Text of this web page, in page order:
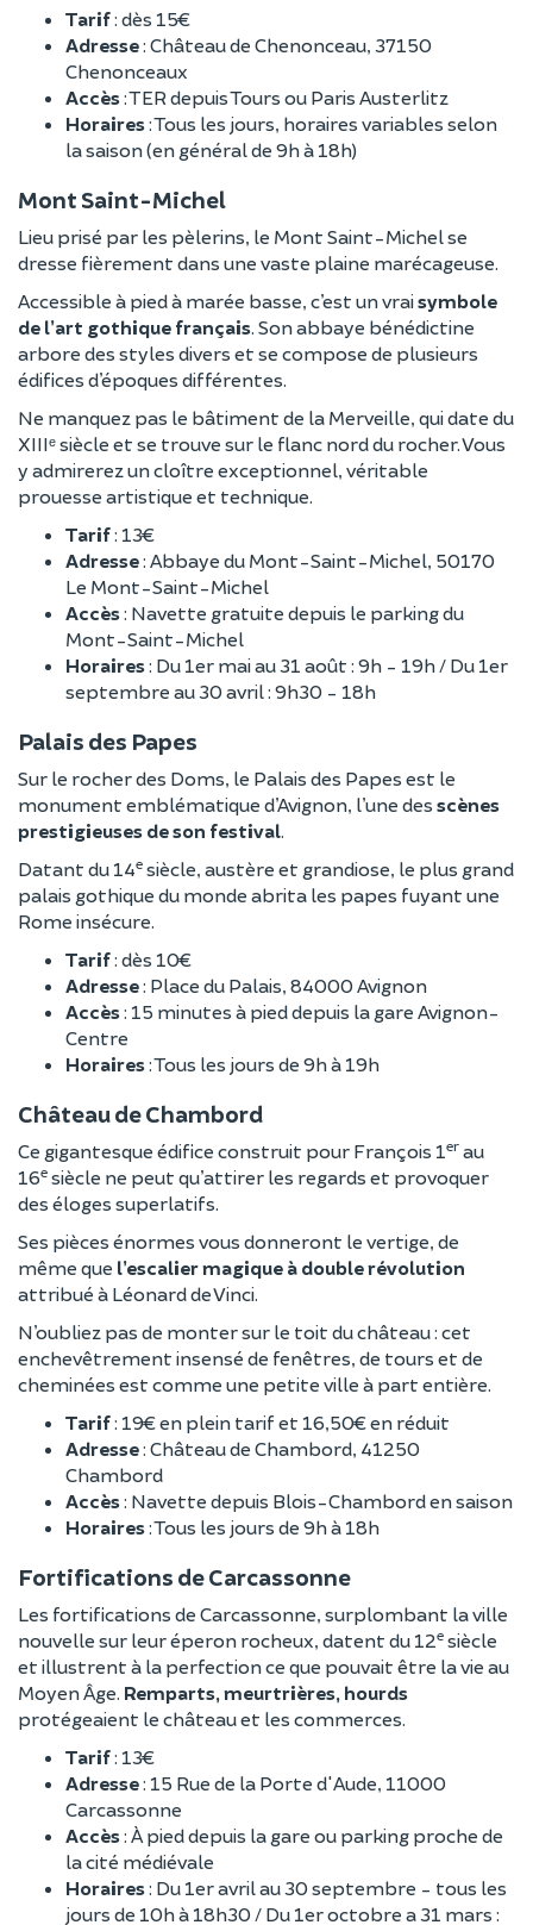
Tarif: dès 15€
Adresse: Château de Chenonceau, 37150
Chenonceaux
Accès: TER depuis Tours ou Paris Austerlitz
Horaires: Tous les jours, horaires variables selon
la saison (en général de 9h à 18h)
Mont Saint-Michel
Lieu prisé par les pèlerins, le Mont Saint-Michel se
dresse fièrement dans une vaste plaine marécageuse.
Accessible à pied à marée basse, c’est un vraisymbole
de l’art gothique français. Son abbaye bénédictine
arbore des styles divers et se compose de plusieurs
édifices d’époques différentes.
Ne manquez pas le bâtiment de la Merveille, qui date du
XIIIᵉ siècle et se trouve sur le flanc nord du rocher. Vous
y admirerez un cloître exceptionnel, véritable
prouesse artistique et technique.
Tarif: 13€
Adresse: Abbaye du Mont-Saint-Michel, 50170
Le Mont-Saint-Michel
Accès: Navette gratuite depuis le parking du
Mont-Saint-Michel
Horaires: Du 1er mai au 31 août : 9h - 19h / Du 1er
septembre au 30 avril : 9h30 - 18h
Palais des Papes
Sur le rocher des Doms, le Palais des Papes est le
monument emblématique d’Avignon, l’une des scènes
prestigieuses de son festival.
Datant du 14e siècle, austère et grandiose, le plus grand
palais gothique du monde abrita les papes fuyant une
Rome insécure.
Tarif: dès 10€
Adresse: Place du Palais, 84000 Avignon
Accès: 15 minutes à pied depuis la gare Avignon-
Centre
Horaires: Tous les jours de 9h à 19h
Château de Chambord
Ce gigantesque édifice construit pour François 1er au
16e siècle ne peut qu’attirer les regards et provoquer
des éloges superlatifs.
Ses pièces énormes vous donneront le vertige, de
même que l’escalier magique à double révolution
attribué à Léonard de Vinci.
N’oubliez pas de monter sur le toit du château : cet
enchevêtrement insensé de fenêtres, de tours et de
cheminées est comme une petite ville à part entière.
Tarif: 19€ en plein tarif et 16,50€ en réduit
Adresse: Château de Chambord, 41250
Chambord
Accès: Navette depuis Blois-Chambord en saison
Horaires: Tous les jours de 9h à 18h
Fortifications de Carcassonne
Les fortifications de Carcassonne, surplombant la ville
nouvelle sur leur éperon rocheux, datent du 12e siècle
et illustrent à la perfection ce que pouvait être la vie au
Moyen Âge. Remparts, meurtrières, hourds
protégeaient le château et les commerces.
Tarif: 13€
Adresse: 15 Rue de la Porte d'Aude, 11000
Carcassonne
Accès: À pied depuis la gare ou parking proche de
la cité médiévale
Horaires: Du 1er avril au 30 septembre - tous les
jours de 10h à 18h30 / Du 1er octobre a 31 mars :